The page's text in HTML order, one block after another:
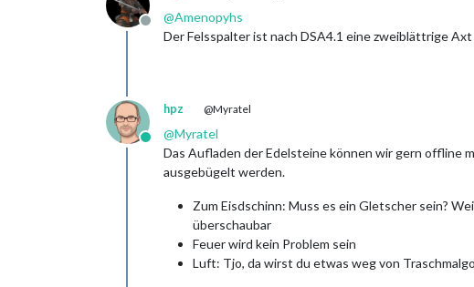
Offline
@Amenopyhs
Der Felsspalter ist nach DSA4.1 eine zweiblättrige
Online
hpz @Myratel
@Myratel
Das Aufladen der Edelsteine können wir gern offline
ausgebügelt werden.
Zum Eisdschinn: Muss es ein Gletscher sein?
überschaubar
Feuer wird kein Problem sein
Luft: Tjo, da wirst du etwas weg von